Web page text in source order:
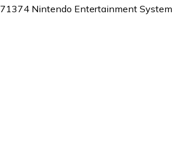
71374 Nintendo Entertainment System